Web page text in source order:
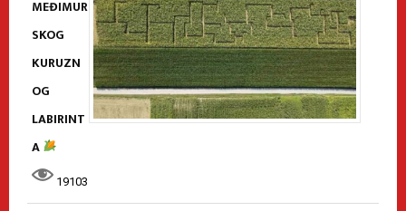
MEĐIMUR
SKOG
KURUZN
OG
LABIRINT
A
19103